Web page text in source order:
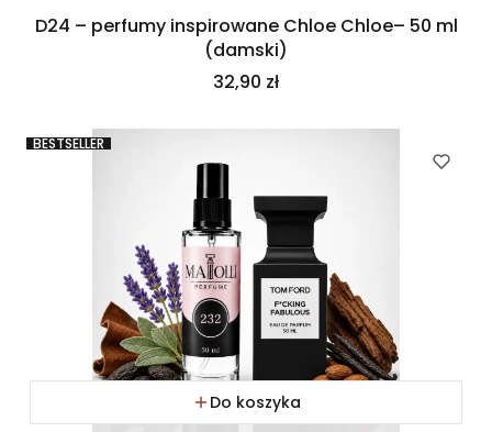
D24 – perfumy inspirowane Chloe Chloe– 50 ml
(damski)
Cena
32,90 zł
BESTSELLER
Do koszyka